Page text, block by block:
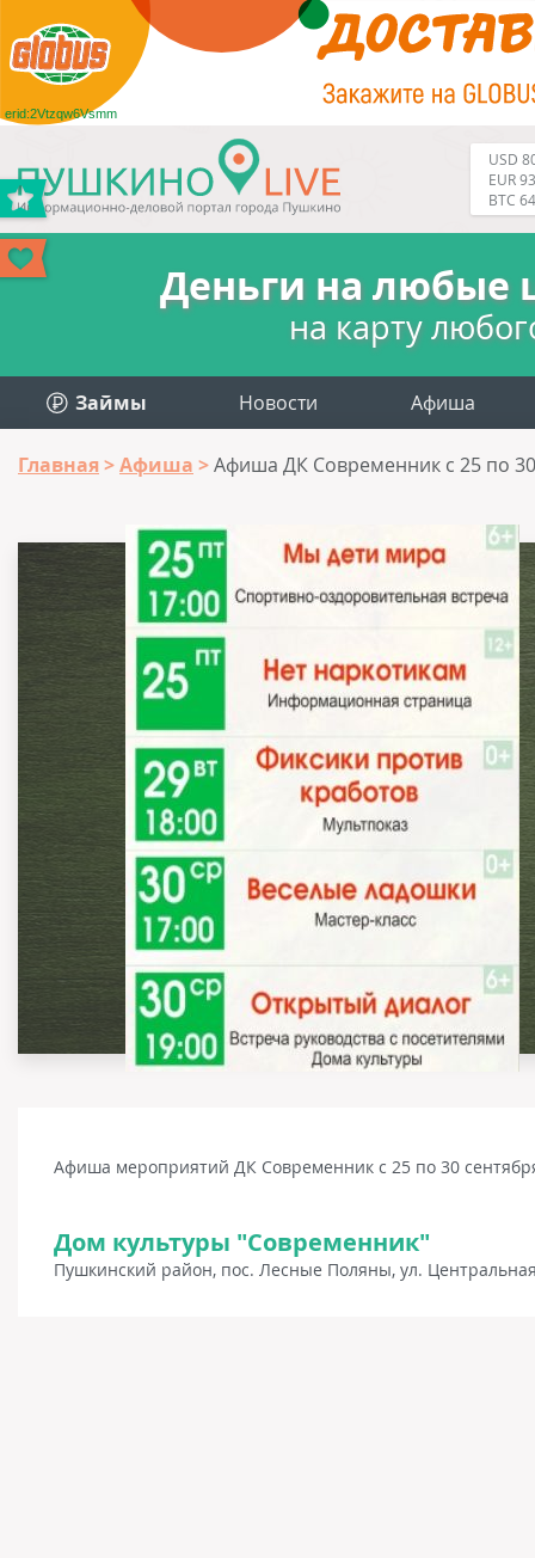
erid:2Vtzqw6Vsmm
USD
EUR
BTC
Деньги на любые
на карту
Займы Новости Афиша
Главная Афиша Афиша ДК Современник с 25 по
Афиша мероприятий ДК Современник с 25 по 30
Дом культуры "Современник"
Пушкинский район, пос. Лесные Поляны, ул.